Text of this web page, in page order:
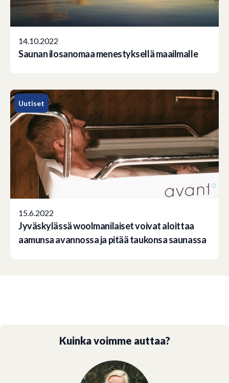
14.10.2022
Saunan ilosanomaa menestyksellä maailmalle
Uutiset
15.6.2022
Jyväskylässä woolmanilaiset voivat aloittaa
aamunsa avannossa ja pitää taukonsa saunassa
Kuinka voimme auttaa?